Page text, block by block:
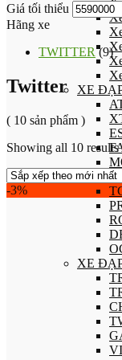
XE
XE
Giá tối thiểu
Hãng xe
TWITTER (9)
Twitter
( 10 sản phẩm )
Showing all 10 results
-3%